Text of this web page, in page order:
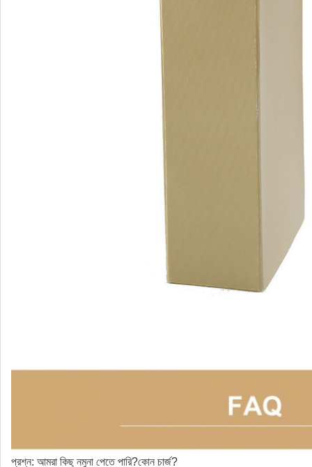
প্রশ্ন: আমরা কিছু নমুনা পেতে পারি?কোন চার্জ?